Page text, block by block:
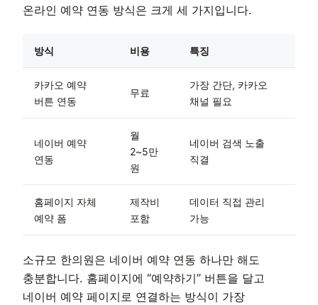
온라인 예약 연동 방식은 크게 세 가지입니다.
방식 비용 특징
카카오 예약
버튼 연동
무료
가장 간단, 카카오
채널 필요
네이버 예약
연동
월
2~5만
원
네이버 검색 노출
직결
홈페이지 자체
예약 폼
제작비
포함
데이터 직접 관리
가능
소규모 한의원은 네이버 예약 연동 하나만 해도
충분합니다. 홈페이지에 “예약하기” 버튼을 달고
네이버 예약 페이지로 연결하는 방식이 가장